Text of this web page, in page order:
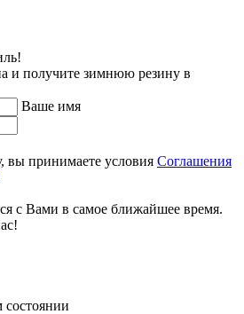
и получите зимнюю резину в
Ваше имя
вы принимаете условия Соглашения
с Вами в самое ближайшее время.